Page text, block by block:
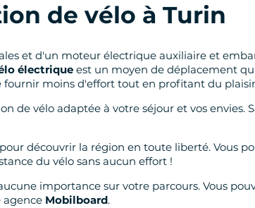
de vélo à Turin
et d'un moteur électrique auxiliaire et
électrique est un moyen de déplacement
moins d'effort tout en profitant du
de vélo adaptée à votre séjour et vos envies.
découvrir la région en toute liberté. Vous
du vélo sans aucun effort !
importance sur votre parcours. Vous
agence Mobilboard.